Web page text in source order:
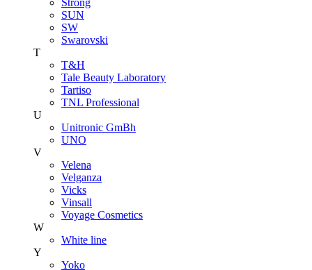
Strong
SUN
SW
Swarovski
T
T&H
Tale Beauty Laboratory
Tartiso
TNL Professional
U
Unitroniс GmBh
UNO
V
Velena
Velganza
Vicks
Vinsall
Voyage Cosmetics
W
White line
Y
Yoko